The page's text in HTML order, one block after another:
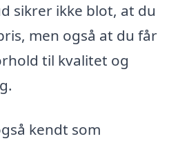
sikrer ikke blot, at du
men også at du får
til kvalitet og
kendt som